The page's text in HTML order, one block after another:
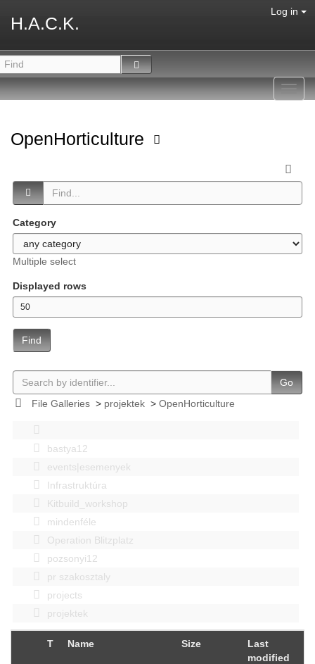
H.A.C.K.
Log in
OpenHorticulture
Category
Multiple select
Displayed rows
Find
Go
File Galleries> projektek> OpenHorticulture
bastya12
events|esemenyek
Infrastruktúra
Kitbuild_workshop
mindenféle
Operation Blitzplatz
pozsonyi12
pr szakosztaly
projects
projektek
T Name Size
Last
modified